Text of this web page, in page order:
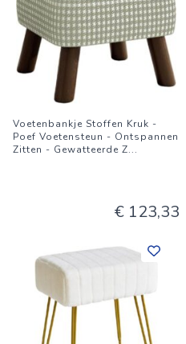
Voetenbankje Stoffen Kruk -
Poef Voetensteun - Ontspannen
Zitten - Gewatteerde Z...
€ 123,33